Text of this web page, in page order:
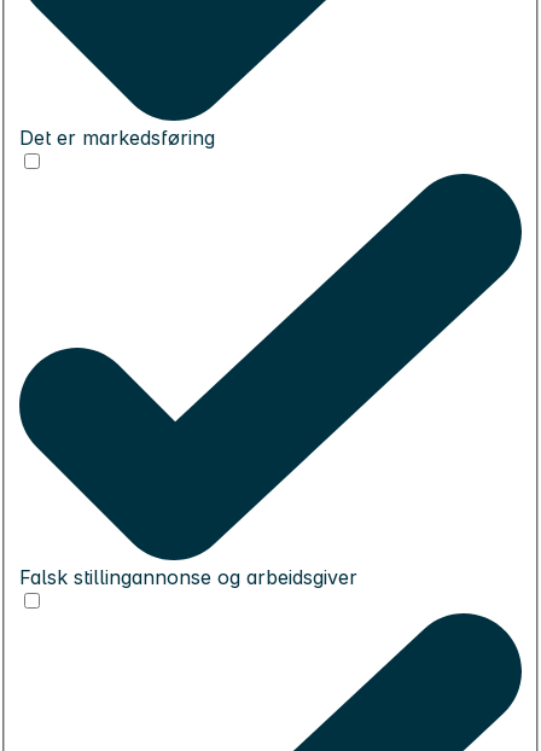
Det er markedsføring
Falsk stillingannonse og arbeidsgiver